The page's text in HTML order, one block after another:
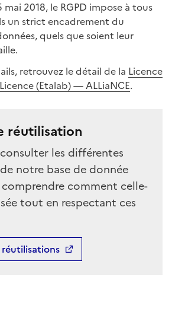
2018, le RGPD impose à tous
un strict encadrement du
quels que soient leur
retrouvez le détail de la Licence
(Etalab) — ALLiaNCE.
réutilisation
les différentes
notre base de donnée
comment celle-
tout en respectant ces
fenêtre